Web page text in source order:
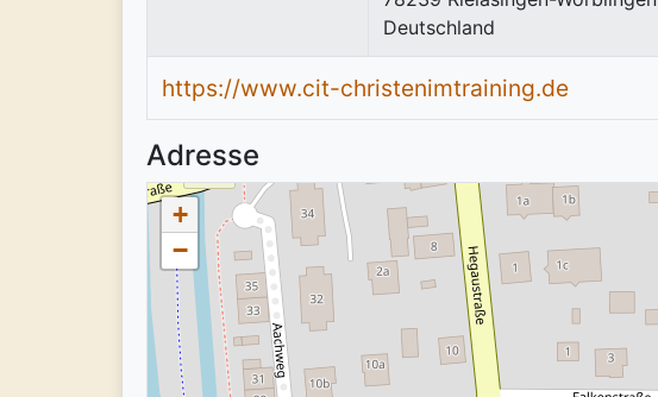
Deutschland
https://www.cit-christenimtraining.de
Adresse
+
−